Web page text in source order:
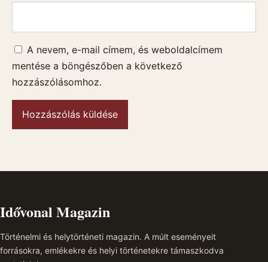
A nevem, e-mail címem, és weboldalcímem
mentése a böngészőben a következő
hozzászólásomhoz.
Idővonal Magazin
Történelmi és helytörténeti magazin. A múlt eseményeit
forrásokra, emlékekre és helyi történetekre támaszkodva